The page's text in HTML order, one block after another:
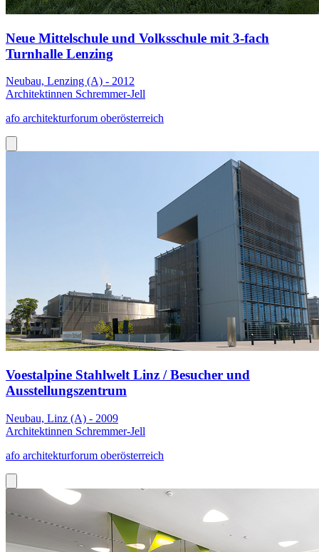
Neue Mittelschule und Volksschule mit 3-fach
Turnhalle Lenzing
Neubau, Lenzing (A) - 2012
Architektinnen Schremmer-Jell
afo architekturforum oberösterreich
Voestalpine Stahlwelt Linz / Besucher und
Ausstellungszentrum
Neubau, Linz (A) - 2009
Architektinnen Schremmer-Jell
afo architekturforum oberösterreich